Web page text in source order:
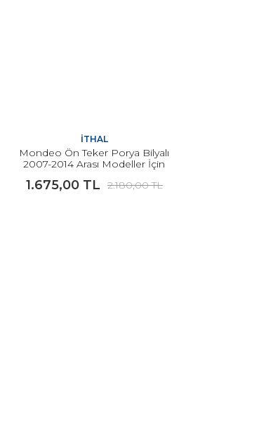
İTHAL
Mondeo Ön Teker Porya Bilyalı
2007-2014 Arası Modeller İçin
1.675,00 TL 2.180,00 TL